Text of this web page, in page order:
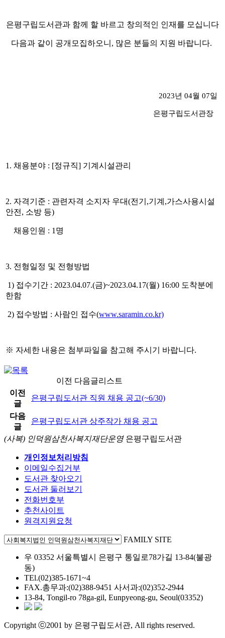
은평구립도서관과 함께 할 바르고 창의적인 인재를 모십니다
다음과 같이 공개모집하오니, 많은 분들의 지원 바랍니다.
2023년 04월 07일
은평구립도서관장
1. 채용분야 : [정규직] 기계시설관리
2. 자격기준 : 관련자격 소지자 우대(전기,기계,가스사용시설
안전, 소방 등)
채용인원 : 1명
3. 전형일정 및 전형방법
1) 접수기간 : 2023.04.07.(금)~2023.04.17(월) 16:00 도착분에
한함
2) 접수방법 : 사람인 접수(www.saramin.co.kr)
※ 자세한 내용은 첨부파일을 참고해 주시기 바랍니다. ​
이전 다음글리스트
이전
글
은평구립도서관 직원 채용 공고(~6/30)
다음
글
은평구립도서관 상주작가 채용 공고
(사복) 인덕원삼천사복지재단운영은평구립도서관
개인정보처리방침
이메일수집거부
도서관 찾아오기
도서관 둘러보기
전화번호부
추천사이트
원격지원요청
FAMILY SITE
우 03352 서울특별시 은평구 통일로78가길 13-84(불광
동)
TEl.(02)385-1671~4
FAX.총무과:(02)388-9451 사서과:(02)352-2944
13-84, Tongil-ro 78ga-gil, Eunpyeong-gu, Seoul(03352)
Copyright ⓒ2001 by 은평구립도서관, All rights reserved.